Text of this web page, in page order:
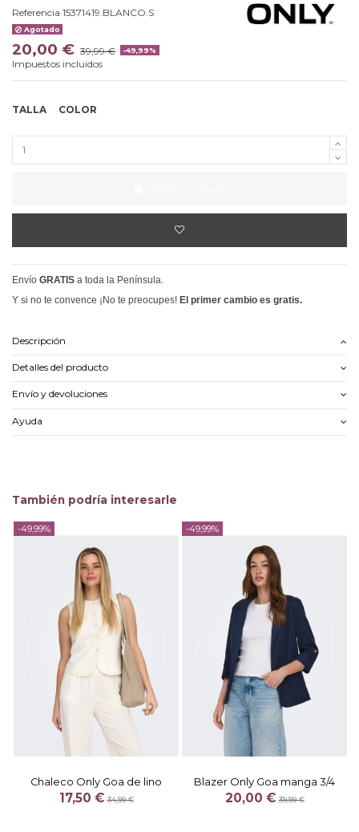
Referencia 15371419.BLANCO.S
Agotado
20,00 € 39,99 € -49,99%
Impuestos incluidos
TALLA COLOR
Envío GRATIS a toda la Península.
Y si no te convence ¡No te preocupes! El primer cambio es gratis.
Descripción
Detalles del producto
Envío y devoluciones
Ayuda
También podría interesarle
-49,99%
Chaleco Only Goa de lino
17,50 €34,99 €
-49,99%
Blazer Only Goa manga 3/4
20,00 €39,99 €